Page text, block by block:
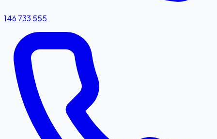
146 733 555